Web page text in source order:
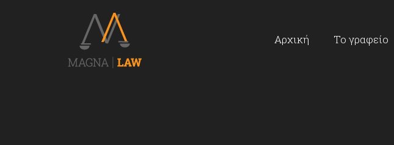
Αρχική Το γραφείο